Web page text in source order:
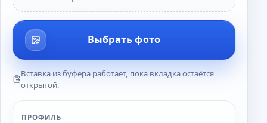
Выбрать фото
Вставка из буфера работает, пока вкладка остаётся
открытой.
ПРОФИЛЬ